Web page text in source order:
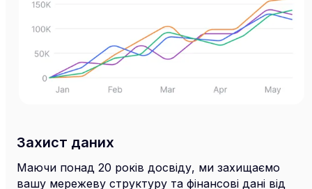
Захист даних
Маючи понад 20 років досвіду, ми захищаємо
вашу мережеву структуру та фінансові дані від